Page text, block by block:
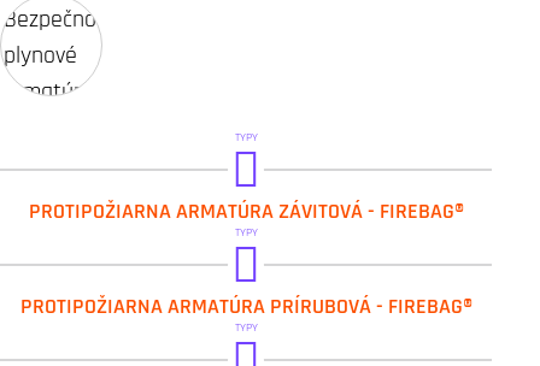
TYPY
PROTIPOŽIARNA ARMATÚRA ZÁVITOVÁ - FIREBAG®
TYPY
PROTIPOŽIARNA ARMATÚRA PRÍRUBOVÁ - FIREBAG®
TYPY